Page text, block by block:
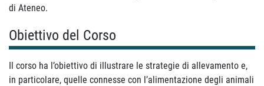
di Ateneo.
Obiettivo del Corso
Il corso ha l’obiettivo di illustrare le strategie di allevamento e,
in particolare, quelle connesse con l’alimentazione degli animali